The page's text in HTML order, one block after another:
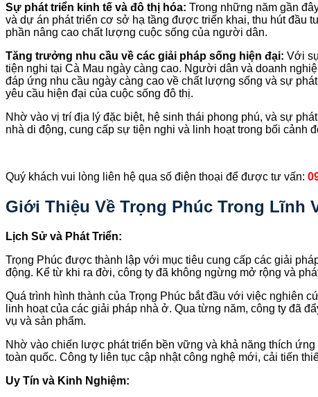
Sự phát triển kinh tế và đô thị hóa: Trong những năm gần
và dự án phát triển cơ sở hạ tầng được triển khai, thu hút đầu
phần nâng cao chất lượng cuộc sống của người dân.
Tăng trưởng nhu cầu về các giải pháp sống hiện đại: Với
tiện nghi tại Cà Mau ngày càng cao. Người dân và doanh
đáp ứng nhu cầu ngày càng cao về chất lượng sống và sự
yêu cầu hiện đại của cuộc sống đô thị.
Nhờ vào vị trí địa lý đặc biệt, hệ sinh thái phong phú, và sự
nhà di động, cung cấp sự tiện nghi và linh hoạt trong bối cảnh
Quý khách vui lòng liên hệ qua số điện thoại để được tư vấn:
Giới Thiệu Về Trọng Phúc Trong Lĩnh
Lịch Sử và Phát Triển:
Trọng Phúc được thành lập với mục tiêu cung cấp các giải
động. Kể từ khi ra đời, công ty đã không ngừng mở rộng và
Quá trình hình thành của Trọng Phúc bắt đầu với việc nghiên
linh hoạt của các giải pháp nhà ở. Qua từng năm, công ty đã
vụ và sản phẩm.
Nhờ vào chiến lược phát triển bền vững và khả năng thích
toàn quốc. Công ty liên tục cập nhật công nghệ mới, cải tiến
Uy Tín và Kinh Nghiệm: